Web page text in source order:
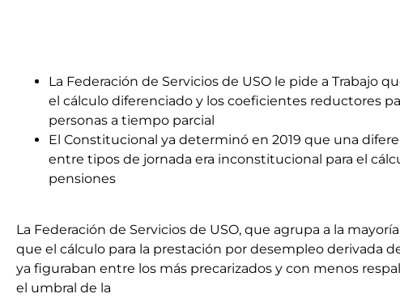
La Federación de Servicios de USO le pide a Trabajo
el cálculo diferenciado y los coeficientes reductores
personas a tiempo parcial
El Constitucional ya determinó en 2019 que una
entre tipos de jornada era inconstitucional para el
pensiones
La Federación de Servicios de USO, que agrupa a la
que el cálculo para la prestación por desempleo derivada
ya figuraban entre los más precarizados y con menos
el umbral de la